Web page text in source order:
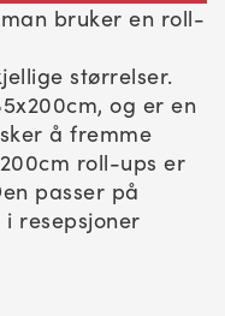
bruker en roll-
størrelser.
og er en
å fremme
roll-ups er
passer på
resepsjoner